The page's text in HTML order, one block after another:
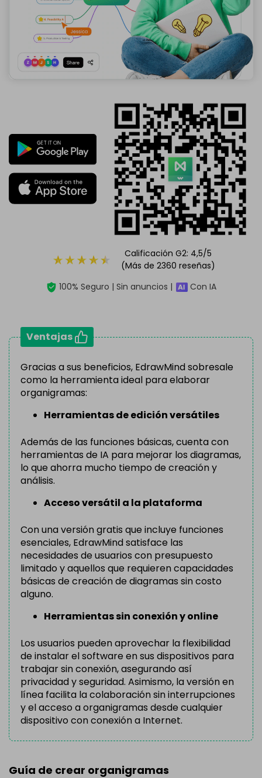
Calificación G2: 4,5/5
(Más de 2360 reseñas)
100% Seguro | Sin anuncios |
Con IA
Ventajas
Gracias a sus beneficios, EdrawMind sobresale
como la herramienta ideal para elaborar
organigramas:
Herramientas de edición versátiles
Además de las funciones básicas, cuenta con
herramientas de IA para mejorar los diagramas,
lo que ahorra mucho tiempo de creación y
análisis.
Acceso versátil a la plataforma
Con una versión gratis que incluye funciones
esenciales, EdrawMind satisface las
necesidades de usuarios con presupuesto
limitado y aquellos que requieren capacidades
básicas de creación de diagramas sin costo
alguno.
Herramientas sin conexión y online
Los usuarios pueden aprovechar la flexibilidad
de instalar el software en sus dispositivos para
trabajar sin conexión, asegurando así
privacidad y seguridad. Asimismo, la versión en
línea facilita la colaboración sin interrupciones
y el acceso a organigramas desde cualquier
dispositivo con conexión a Internet.
Guía de crear organigramas